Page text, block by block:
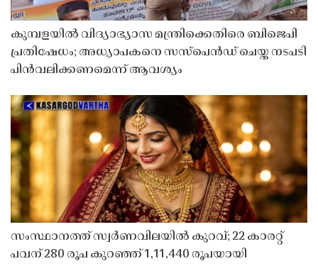
കുമ്പളയിൽ വിദ്യാഭ്യാസ മന്ത്രിക്കെതിരെ ബിജെപി
പ്രതിഷേധം; അധ്യാപകനെ സസ്‌പെൻഡ് ചെയ്ത നടപടി
പിൻവലിക്കണമെന്ന് ആവശ്യം
സംസ്ഥാനത്ത് സ്വർണവിലയിൽ കുറവ്; 22 കാരറ്റ്
പവന് 280 രൂപ കുറഞ്ഞ് 1,11,440 രൂപയായി